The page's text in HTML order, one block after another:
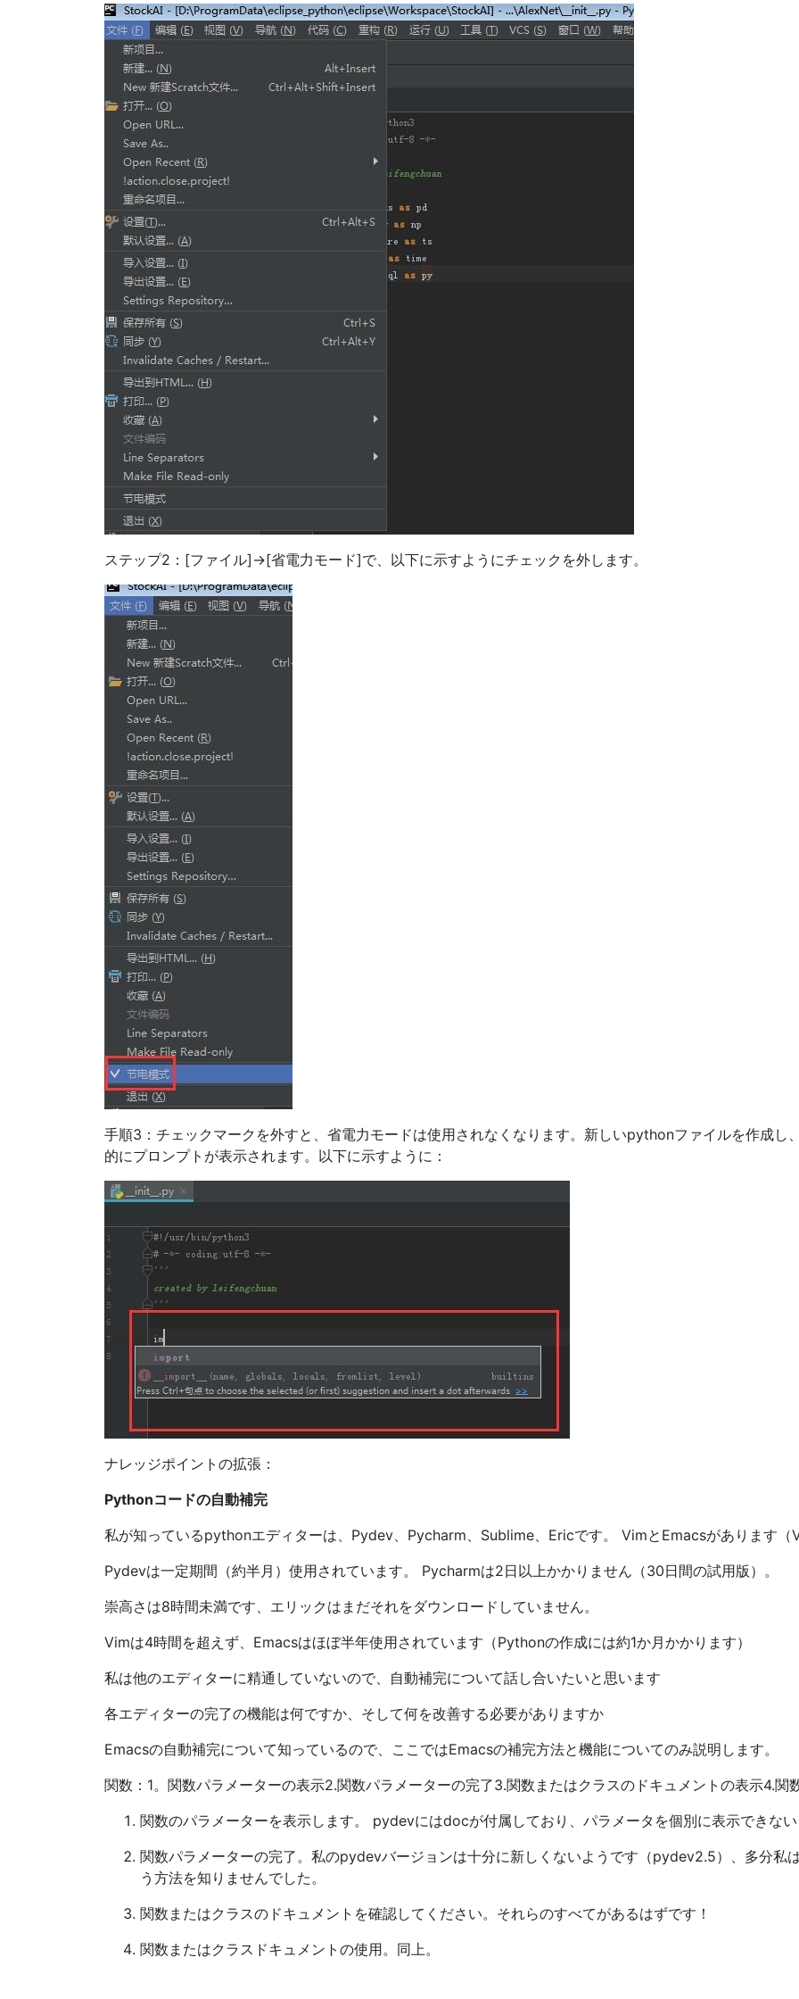
ステップ2：[ファイル]→[省電力モード]で、以下に示すようにチェックを外します。
手順3：チェックマークを外すと、省電力モードは使用されなくなります。新しいpythonファイルを作成し
的にプロンプトが表示されます。以下に示すように：
ナレッジポイントの拡張：
Pythonコードの自動補完
私が知っているpythonエディターは、Pydev、Pycharm、Sublime、Ericです。 VimとEmacsがあります（
Pydevは一定期間（約半月）使用されています。 Pycharmは2日以上かかりません（30日間の試用版）。
崇高さは8時間未満です、エリックはまだそれをダウンロードしていません。
Vimは4時間を超えず、Emacsはほぼ半年使用されています（Pythonの作成には約1か月かかります）
私は他のエディターに精通していないので、自動補完について話し合いたいと思います
各エディターの完了の機能は何ですか、そして何を改善する必要がありますか
Emacsの自動補完について知っているので、ここではEmacsの補完方法と機能についてのみ説明します。
関数：1。関数パラメーターの表示2.関数パラメーターの完了3.関数またはクラスのドキュメントの表示4.関
関数のパラメーターを表示します。 pydevにはdocが付属しており、パラメータを個別に表示できない
関数パラメーターの完了。私のpydevバージョンは十分に新しくないようです（pydev2.5）、多分私
う方法を知りませんでした。
関数またはクラスのドキュメントを確認してください。それらのすべてがあるはずです！
関数またはクラスドキュメントの使用。同上。